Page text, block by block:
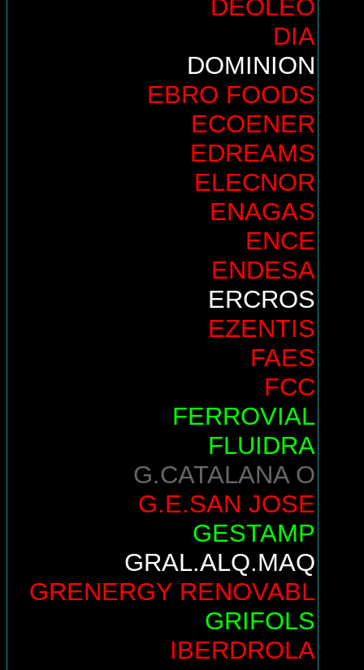
DEOLEO
DIA
DOMINION
EBRO FOODS
ECOENER
EDREAMS
ELECNOR
ENAGAS
ENCE
ENDESA
ERCROS
EZENTIS
FAES
FCC
FERROVIAL
FLUIDRA
G.CATALANA O
G.E.SAN JOSE
GESTAMP
GRAL.ALQ.MAQ
GRENERGY RENOVABL
GRIFOLS
IBERDROLA